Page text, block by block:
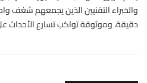
والخبراء التقنيين الذين يجمعهم شغف
دقيقة، وموثوقة تواكب تسارع الأحداث